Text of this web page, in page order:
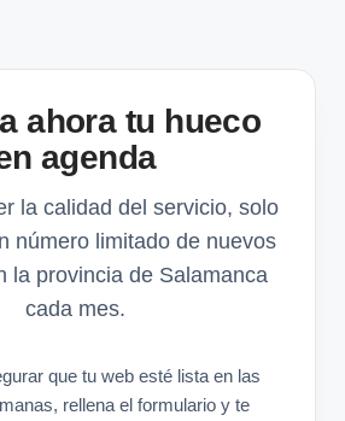
ahora tu hueco
agenda
la calidad del servicio, solo
número limitado de nuevos
la provincia de Salamanca
cada mes.
que tu web esté lista en las
rellena el formulario y te